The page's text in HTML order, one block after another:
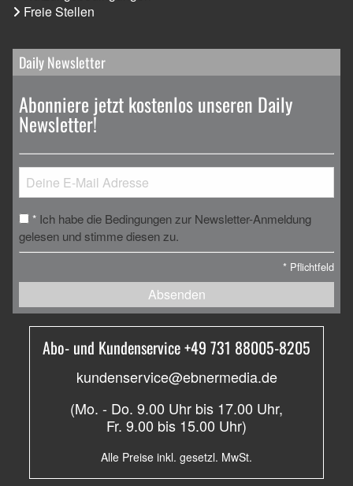
Freie Stellen
Daily Newsletter
Abonniere jetzt kostenlos unseren Daily
Newsletter!
* Ich habe die Bedingungen zur Newsletter-Anmeldung
gelesen und stimme diesen zu.
* Pflichtfeld
Absenden
Abo- und Kundenservice +49 731 88005-8205
kundenservice@ebnermedia.de
(Mo. - Do. 9.00 Uhr bis 17.00 Uhr,
Fr. 9.00 bis 15.00 Uhr)
Alle Preise inkl. gesetzl. MwSt.